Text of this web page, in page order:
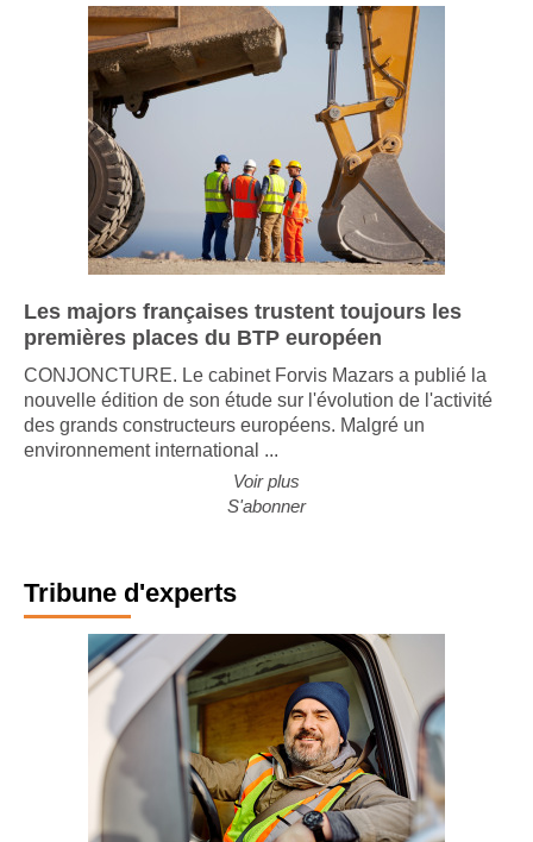
Les majors françaises trustent toujours les
premières places du BTP européen
CONJONCTURE. Le cabinet Forvis Mazars a publié la
nouvelle édition de son étude sur l'évolution de l'activité
des grands constructeurs européens. Malgré un
Voir plus
Tribune d'experts